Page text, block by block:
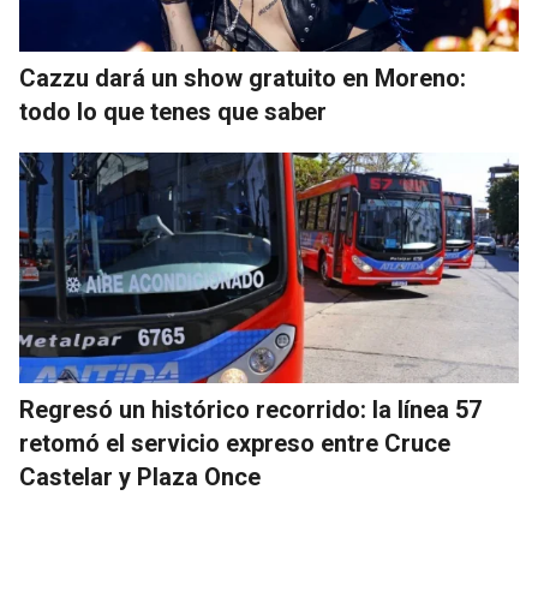
Cazzu dará un show gratuito en Moreno:
todo lo que tenes que saber
Regresó un histórico recorrido: la línea 57
retomó el servicio expreso entre Cruce
Castelar y Plaza Once